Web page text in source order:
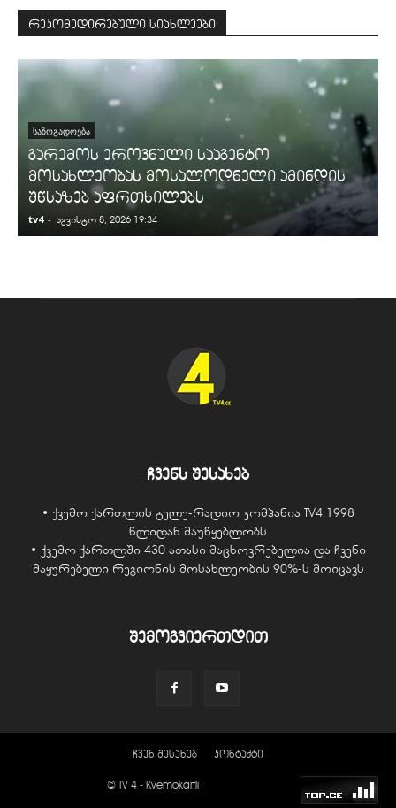
რეკომედირებული სიახლეები
ᲡᲐᲖᲝᲒᲐᲓᲝᲔᲑᲐ
გარემოს ეროვნული სააგენტო
მოსახლეობას მოსალოდნელი ამინდის
შწსაზებ აფრთხილებს
tv4 - აგვისტო 8, 2026 19:34
ჩვენს შესახებ
• ქვემო ქართლის ტელე-რადიო კომპანია TV4 1998
წლიდან მაუწყებლობს
• ქვემო ქართლში 430 ათასი მაცხოვრებელია და ჩვენი
მაყურებელი რეგიონის მოსახლეობის 90%-ს მოიცავს
შემოგვიერთდით
ჩვენ შესახებ კონტაქტი
© TV 4 - Kvemokartli